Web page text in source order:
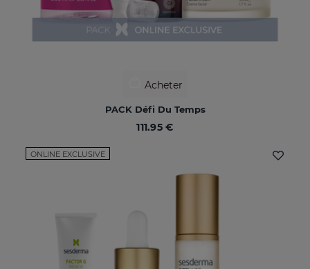
Acheter
PACK Défi Du Temps
111.95 €
ONLINE EXCLUSIVE